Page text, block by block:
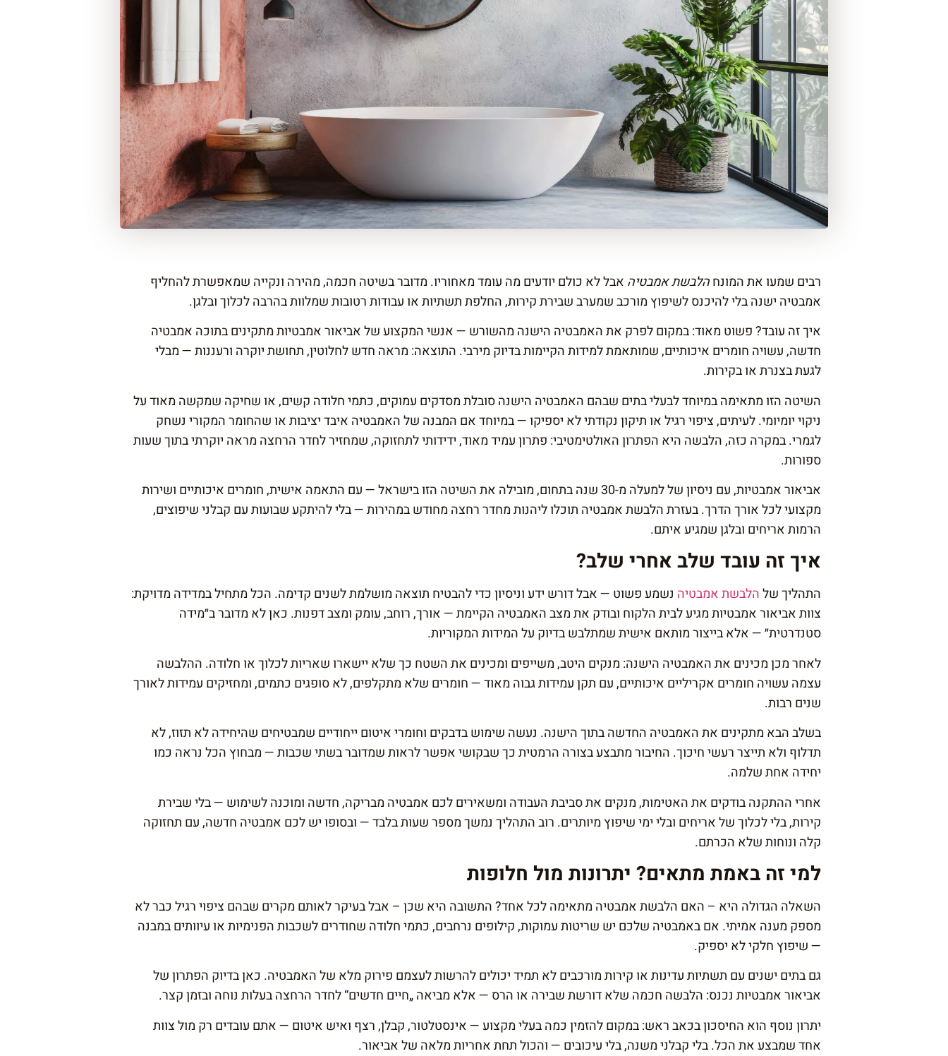
רבים שמעו את המונחהלבשת אמבטיה אבל לא כולם יודעים מה עומד מאחוריו. מדובר בשיטה חכמה, מהירה ונקייה שמאפשרת להחליף
אמבטיה ישנה בלי להיכנס לשיפוץ מורכב שמערב שבירת קירות, החלפת תשתיות או עבודות רטובות שמלוות בהרבה לכלוך ובלגן.
איך זה עובד? פשוט מאוד: במקום לפרק את האמבטיה הישנה מהשורש — אנשי המקצוע שלאביאור אמבטיותמתקינים בתוכה אמבטיה
חדשה, עשויה חומרים איכותיים, שמותאמת למידות הקיימות בדיוק מירבי. התוצאה: מראה חדש לחלוטין, תחושת יוקרה ורעננות — מבלי
לגעת בצנרת או בקירות.
השיטה הזו מתאימה במיוחד לבעלי בתים שבהם האמבטיה הישנה סובלת מסדקים עמוקים, כתמי חלודה קשים, או שחיקה שמקשה מאוד על
ניקוי יומיומי. לעיתים, ציפוי רגיל או תיקון נקודתי לא יספיקו — במיוחד אם המבנה של האמבטיה איבד יציבות או שהחומר המקורי נשחק
לגמרי. במקרה כזה, הלבשה היא הפתרון האולטימטיבי: פתרון עמיד מאוד, ידידותי לתחזוקה, שמחזיר לחדר הרחצה מראה יוקרתי בתוך שעות
ספורות.
אביאור אמבטיות, עם ניסיון של למעלה מ-30 שנה בתחום, מובילה את השיטה הזו בישראל — עם התאמה אישית, חומרים איכותיים ושירות
מקצועי לכל אורך הדרך. בעזרת הלבשת אמבטיה תוכלו ליהנות מחדר רחצה מחודש במהירות — בלי להיתקע שבועות עם קבלני שיפוצים,
הרמות אריחים ובלגן שמגיע איתם.
איך זה עובד שלב אחרי שלב?
התהליך שלהלבשת אמבטיה נשמע פשוט — אבל דורש ידע וניסיון כדי להבטיח תוצאה מושלמת לשנים קדימה. הכל מתחיל במדידה מדויקת:
צוות אביאור אמבטיות מגיע לבית הלקוח ובודק את מצב האמבטיה הקיימת — אורך, רוחב, עומק ומצב דפנות. כאן לא מדובר ב״מידה
סטנדרטית״ — אלא בייצור מותאם אישית שמתלבש בדיוק על המידות המקוריות.
לאחר מכן מכינים את האמבטיה הישנה: מנקים היטב, משייפים ומכינים את השטח כך שלא יישארו שאריות לכלוך או חלודה. ההלבשה
עצמה עשויה חומרים אקריליים איכותיים, עם תקן עמידות גבוה מאוד — חומרים שלא מתקלפים, לא סופגים כתמים, ומחזיקים עמידות לאורך
שנים רבות.
בשלב הבא מתקינים את האמבטיה החדשה בתוך הישנה. נעשה שימוש בדבקים וחומרי איטום ייחודיים שמבטיחים שהיחידה לא תזוז, לא
תדלוף ולא תייצר רעשי חיכוך. החיבור מתבצע בצורה הרמטית כך שבקושי אפשר לראות שמדובר בשתי שכבות — מבחוץ הכל נראה כמו
יחידה אחת שלמה.
אחרי ההתקנה בודקים את האטימות, מנקים את סביבת העבודה ומשאירים לכם אמבטיה מבריקה, חדשה ומוכנה לשימוש — בלי שבירת
קירות, בלי לכלוך של אריחים ובלי ימי שיפוץ מיותרים. רוב התהליך נמשך מספר שעות בלבד — ובסופו יש לכם אמבטיה חדשה, עם תחזוקה
קלה ונוחות שלא הכרתם.
למי זה באמת מתאים? יתרונות מול חלופות
השאלה הגדולה היא – האם הלבשת אמבטיה מתאימה לכל אחד? התשובה היא שכן – אבל בעיקר לאותם מקרים שבהם ציפוי רגיל כבר לא
מספק מענה אמיתי. אם באמבטיה שלכם יש שריטות עמוקות, קילופים נרחבים, כתמי חלודה שחודרים לשכבות הפנימיות או עיוותים במבנה
— שיפוץ חלקי לא יספיק.
גם בתים ישנים עם תשתיות עדינות או קירות מורכבים לא תמיד יכולים להרשות לעצמם פירוק מלא של האמבטיה. כאן בדיוק הפתרון של
אביאור אמבטיות נכנס: הלבשה חכמה שלא דורשת שבירה או הרס — אלא מביאה „חיים חדשים“ לחדר הרחצה בעלות נוחה ובזמן קצר.
יתרון נוסף הוא החיסכון בכאב ראש: במקום להזמין כמה בעלי מקצוע — אינסטלטור, קבלן, רצף ואיש איטום — אתם עובדים רק מול צוות
אחד שמבצע את הכל. בלי קבלני משנה, בלי עיכובים — והכול תחת אחריות מלאה של אביאור.